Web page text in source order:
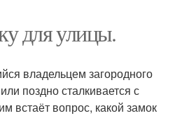
для улицы.
владельцем загородного
поздно сталкивается с
встаёт вопрос, какой замок